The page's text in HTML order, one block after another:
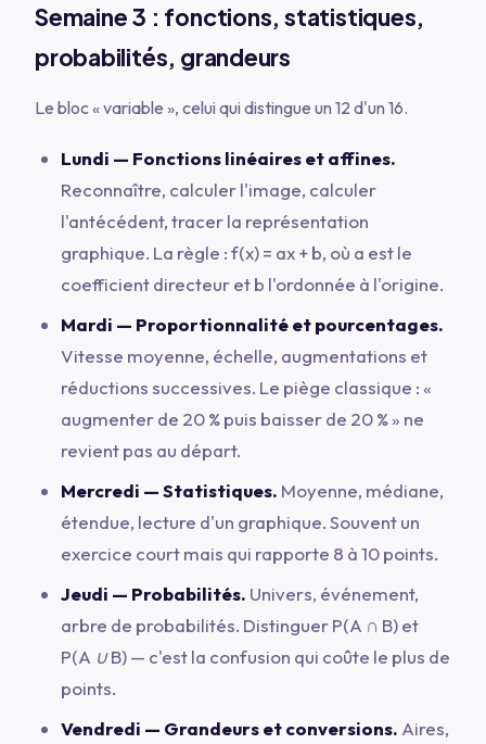
Semaine 3 : fonctions, statistiques,
probabilités, grandeurs
Le bloc « variable », celui qui distingue un 12 d'un 16.
Lundi — Fonctions linéaires et affines.
Reconnaître, calculer l'image, calculer
l'antécédent, tracer la représentation
graphique. La règle :f(x) = ax + b, où a est le
coefficient directeur etb l'ordonnée à l'origine.
Mardi — Proportionnalité et pourcentages.
Vitesse moyenne, échelle, augmentations et
réductions successives. Le piège classique : «
augmenter de 20 % puis baisser de 20 % » ne
revient pas au départ.
Mercredi — Statistiques. Moyenne, médiane,
étendue, lecture d'un graphique. Souvent un
exercice court mais qui rapporte 8 à 10 points.
Jeudi — Probabilités. Univers, événement,
arbre de probabilités. DistinguerP(A ∩ B)et
P(A ∪ B)— c'est la confusion qui coûte le plus de
points.
Vendredi — Grandeurs et conversions. Aires,